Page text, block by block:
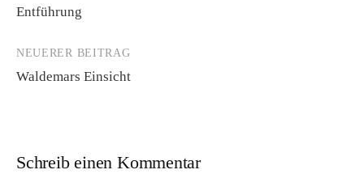
Navigation
Entführung
NEUERER BEITRAG
Waldemars Einsicht
Schreib einen Kommentar